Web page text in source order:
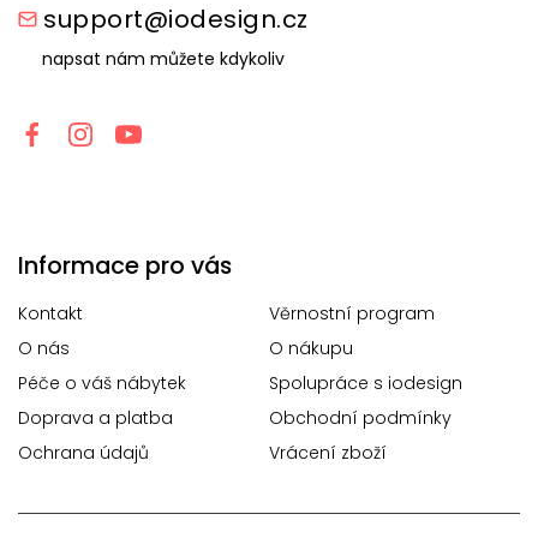
support@iodesign.cz
napsat nám můžete kdykoliv
Informace pro vás
Kontakt
Věrnostní program
O nás
O nákupu
Péče o váš nábytek
Spolupráce s iodesign
Doprava a platba
Obchodní podmínky
Ochrana údajů
Vrácení zboží